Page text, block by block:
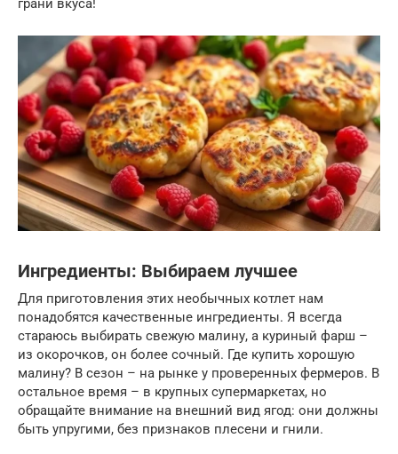
грани вкуса!
Ингредиенты: Выбираем лучшее
Для приготовления этих необычных котлет нам
понадобятся качественные ингредиенты. Я всегда
стараюсь выбирать свежую малину, а куриный фарш –
из окорочков, он более сочный. Где купить хорошую
малину? В сезон – на рынке у проверенных фермеров. В
остальное время – в крупных супермаркетах, но
обращайте внимание на внешний вид ягод: они должны
быть упругими, без признаков плесени и гнили.